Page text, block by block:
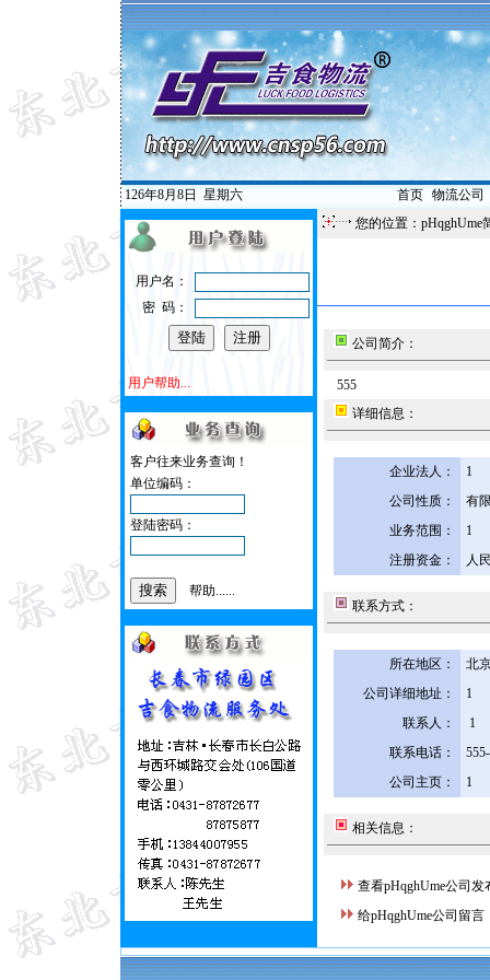
126年8月8日 星期六 首页| 物流公司
用户名：
密 码：
用户帮助...
客户往来业务查询！
单位编码：
登陆密码：
帮助......
您的位置：pHqghUme
公司简介：
555
详细信息：
企业法人：
1
公司性质：
有
业务范围：
1
注册资金：
人
联系方式：
所在地区：
北
公司详细地址：
1
联系人：
1
联系电话：
公司主页：
1
相关信息：
查看pHqghUme公司发
给pHqghUme公司留言